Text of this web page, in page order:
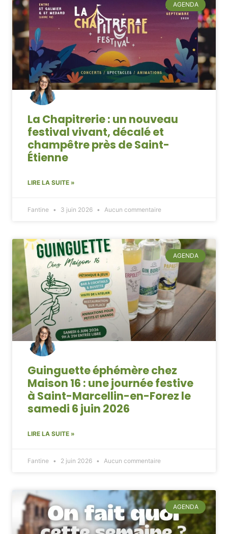
AGENDA
La Chapitrerie : un nouveau
festival vivant, décalé et
champêtre près de Saint-
Étienne
LIRE LA SUITE »
Fantine 3 juin 2026 Aucun commentaire
AGENDA
Guinguette éphémère chez
Maison 16 : une journée festive
à Saint-Marcellin-en-Forez le
samedi 6 juin 2026
LIRE LA SUITE »
Fantine 2 juin 2026 Aucun commentaire
AGENDA